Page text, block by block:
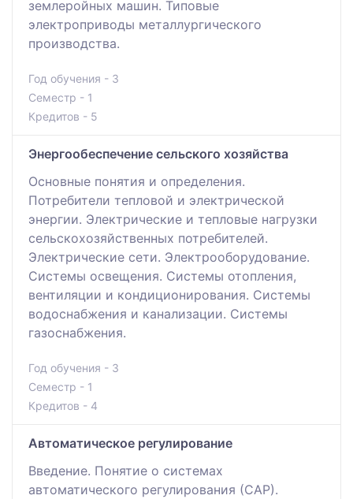
землеройных машин. Типовые
электроприводы металлургического
производства.
Год обучения - 3
Семестр - 1
Кредитов - 5
Энергообеспечение сельского хозяйства
Основные понятия и определения.
Потребители тепловой и электрической
энергии. Электрические и тепловые нагрузки
сельскохозяйственных потребителей.
Электрические сети. Электрооборудование.
Системы освещения. Системы отопления,
вентиляции и кондиционирования. Системы
водоснабжения и канализации. Системы
газоснабжения.
Год обучения - 3
Семестр - 1
Кредитов - 4
Автоматическое регулирование
Введение. Понятие о системах
автоматического регулирования (САР).